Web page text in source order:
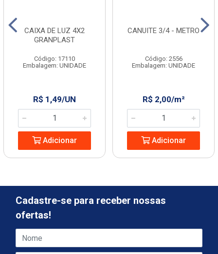
CAIXA DE LUZ 4X2
GRANPLAST
Código: 17110
Embalagem: UNIDADE
R$ 1,49/UN
Adicionar
CANUITE 3/4 - METRO
Código: 2556
Embalagem: UNIDADE
R$ 2,00/m²
Adicionar
Cadastre-se para receber nossas
ofertas!